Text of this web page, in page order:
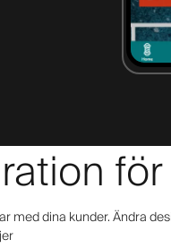
med dina kunder. Ändra